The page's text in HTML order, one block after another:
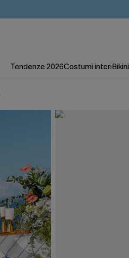
Tendenze 2026Costumi interi